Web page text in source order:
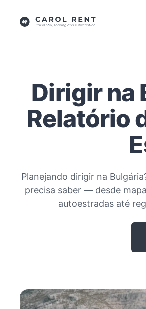
Dirigir na
Relatório
Planejando dirigir na
precisa saber — desde
autoestradas até